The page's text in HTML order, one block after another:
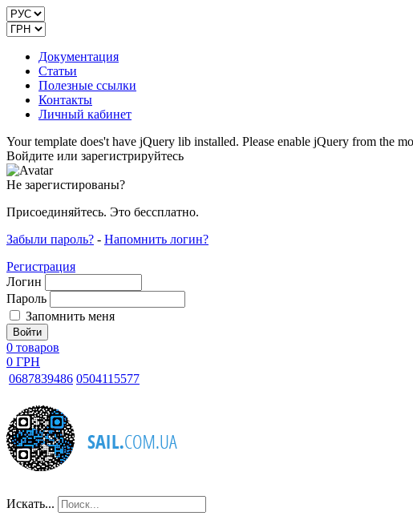
Документация
Статьи
Полезные ссылки
Контакты
Личный кабинет
Your template does't have jQuery lib installed. Please enable jQuery from the
Войдите или зарегистрируйтесь
Не зарегистированы?
Присоединяйтесь. Это бессплатно.
Забыли пароль? - Напомнить логин?
Регистрация
Логин
Пароль
Запомнить меня
0 товаров
0 ГРН
0687839486 0504115577
Искать...